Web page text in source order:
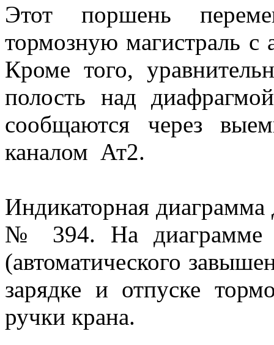
Этот поршень
тормозную магистраль с
Кроме того,
полость над
сообщаются через
каналом Ат2.
Индикаторная
№ 394. На диаграмме
(автоматического
зарядке и отпуске
ручки крана.